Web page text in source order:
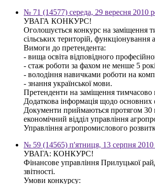
№ 71 (14577) середа, 29 вересня 2010
УВАГА КОНКУРС!
Оголошується конкурс на заміщення
сільських територій,
Вимоги до претендента:
- вища освіта відповідного
- стаж роботи за фахом не менше 5
- володіння навичками роботи на
- знання української мови.
Претенденти на заміщення тимчасово
Додаткова інформація щодо основних
Документи приймаються протягом 30
економічний відділ управління
Управління агропромислового
№ 59 (14565) п'ятниця, 13 серпня 2010
УВАГА: КОНКУРС!
Фінансове управління Прилуцької
звітності.
Умови конкурсу: